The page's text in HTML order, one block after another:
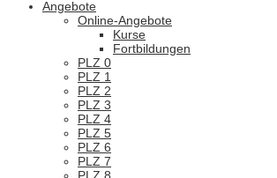
Angebote
Online-Angebote
Kurse
Fortbildungen
PLZ 0
PLZ 1
PLZ 2
PLZ 3
PLZ 4
PLZ 5
PLZ 6
PLZ 7